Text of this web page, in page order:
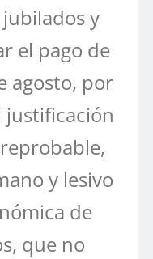
y
el pago de
agosto, por
justificación
y lesivo
de
que no